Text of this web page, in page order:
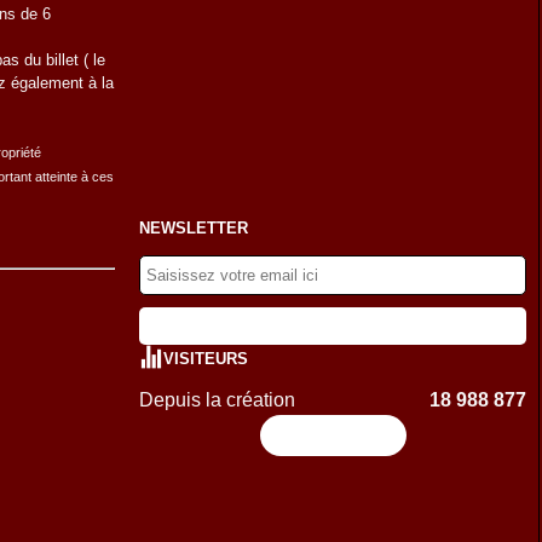
de 6
du billet ( le
également à la
atteinte à ces
NEWSLETTER
VISITEURS
Depuis la création
18 988 877